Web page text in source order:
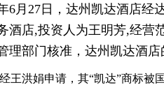
6月27日，达州凯达酒店
酒店,投资人为王明芳,经营
理部门核准，达州凯达酒
王洪娟申请，其“凯达”商标